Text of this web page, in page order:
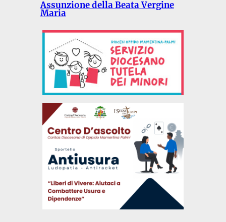
Assunzione della Beata Vergine
Maria